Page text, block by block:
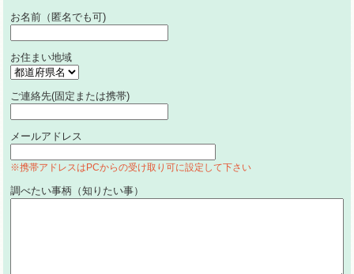
お名前（匿名でも可)
お住まい地域
ご連絡先(固定または携帯)
メールアドレス
※携帯アドレスはPCからの受け取り可に設定して下さい
調べたい事柄（知りたい事）